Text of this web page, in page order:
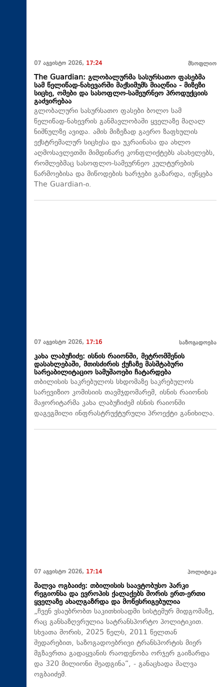
07 აგვისტო 2026, 17:24 მსოფლიო
The Guardian: გლობალურმა სასურსათო ფასებმა
სამ წელიწად-ნახევარში მაქსიმუმს მიაღწია - მიზეზი
სიცხე, ომები და სასოფლო-სამეურნეო პროდუქციის
გაძვირებაა
გლობალური სასურსათო ფასები ბოლო სამ
წელიწად-ნახევრის განმავლობაში ყველაზე მაღალ
ნიშნულზე ავიდა. ამის მიზეზად გაერო ზაფხულის
ექსტრემალურ სიცხესა და უკრაინასა და ახლო
აღმოსავლეთში მიმდინარე კონფლიქტებს ასახელებს,
რომლებმაც სასოფლო-სამეურნეო კულტურების
წარმოებისა და მიწოდების ხარჯები გაზარდა, იუწყება
The Guardian-ი.
07 აგვისტო 2026, 17:16 საზოგადოება
კახა ლაბუჩიძე: ისნის რაიონში, მეტრომშენის
დასახლებაში, მთისძირის ქუჩაზე მასშტაბური
სარეაბილიტაციო სამუშაოები ჩატარდება
თბილისის საკრებულოს სხდომაზე საკრებულოს
სარევიზიო კომისიის თავმჯდომარემ, ისნის რაიონის
მაჟორიტარმა კახა ლაბუჩიძემ ისნის რაიონში
დაგეგმილი ინფრასტრუქტურული პროექტი განიხილა.
07 აგვისტო 2026, 17:14 პოლიტიკა
შალვა ოგბაიძე: თბილისის საავტობუსო პარკი
რეგიონსა და ევროპის ქალაქებს შორის ერთ-ერთი
ყველაზე ახალგაზრდა და მოწესრიგებულია
„ჩვენ ვსაუბრობთ საკითხისადმი სისტემურ მიდგომაზე,
რაც განსაზღვრულია სატრანსპორტო პოლიტიკით.
სხვათა შორის, 2025 წელს, 2011 წელთან
შედარებით, საზოგადოებრივი ტრანსპორტის მიერ
მგზავრთა გადაყვანის რაოდენობა ორჯერ გაიზარდა
და 320 მილიონი შეადგინა“, - განაცხადა შალვა
ოგბაიძემ.